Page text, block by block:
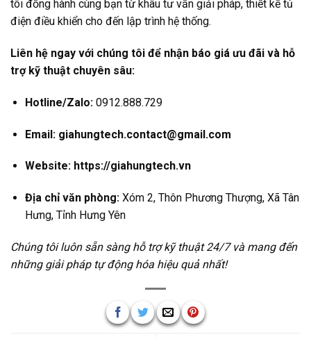
tôi đồng hành cùng bạn từ khâu tư vấn giải pháp, thiết kế tủ
điện điều khiển cho đến lập trình hệ thống.
Liên hệ ngay với chúng tôi để nhận báo giá ưu đãi và hỗ
trợ kỹ thuật chuyên sâu:
Hotline/Zalo:0912.888.729
Email: giahungtech.contact@gmail.com
Website: https://giahungtech.vn
Địa chỉ văn phòng:Xóm 2, Thôn Phương Thượng, Xã Tân
Hưng, Tỉnh Hưng Yên
Chúng tôi luôn sẵn sàng hỗ trợ kỹ thuật 24/7 và mang đến
những giải pháp tự động hóa hiệu quả nhất!